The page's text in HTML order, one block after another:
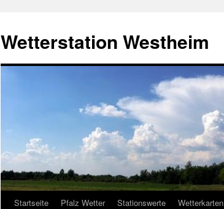
springen
Wetterstation Westheim
Startseite Pfalz Wetter Stationswerte Wetterkarten